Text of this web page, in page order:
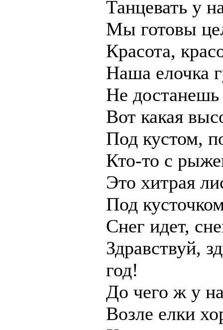
Танцевать у
Мы готовы
Красота,
Наша елочка
Не
Вот какая
Под кустом,
Кто-то с
Это хитрая
Под
Снег идет,
Здравствуй,
год!
До чего ж у
Возле елки